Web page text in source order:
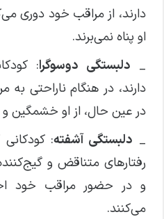
دارند، از مراقب خود دوری
او پناه نمی‌برند.
_ دلبستگی دوسوگرا:
دارند، در هنگام ناراحتی به
در عین حال، از او خشمگین
_ دلبستگی آشفته: کودکانی
رفتارهای متناقض و
و در حضور مراقب خود
می‌کنند.